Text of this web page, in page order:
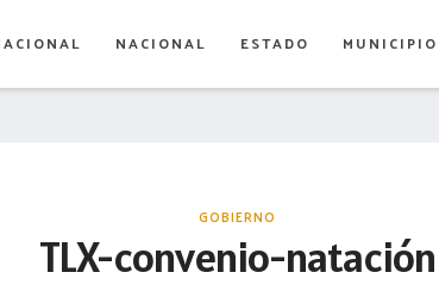
NACIONAL ESTADO MUNICIPIO
GOBIERNO
TLX-convenio-natación